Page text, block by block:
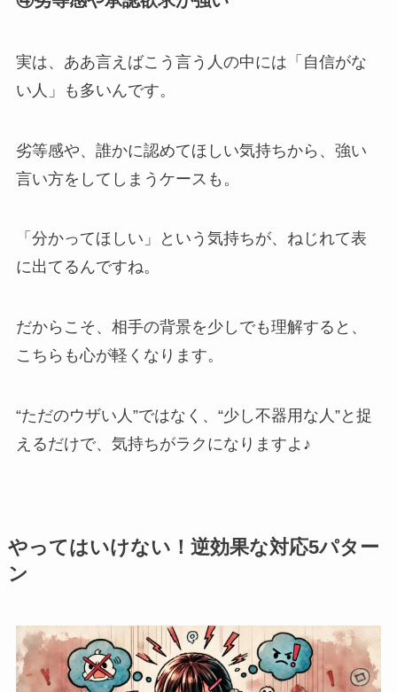
実は、ああ言えばこう言う人の中には「自信がな
い人」も多いんです。
劣等感や、誰かに認めてほしい気持ちから、強い
言い方をしてしまうケースも。
「分かってほしい」という気持ちが、ねじれて表
に出てるんですね。
だからこそ、相手の背景を少しでも理解すると、
こちらも心が軽くなります。
“ただのウザい人”ではなく、“少し不器用な人”と捉
えるだけで、気持ちがラクになりますよ♪
やってはいけない！逆効果な対応5パター
ン